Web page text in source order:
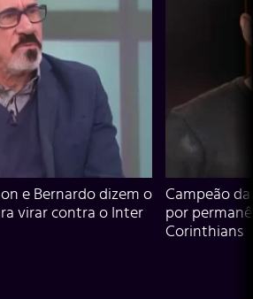
e Bernardo dizem o
virar contra o Inter
Campeão
por
Corinthians